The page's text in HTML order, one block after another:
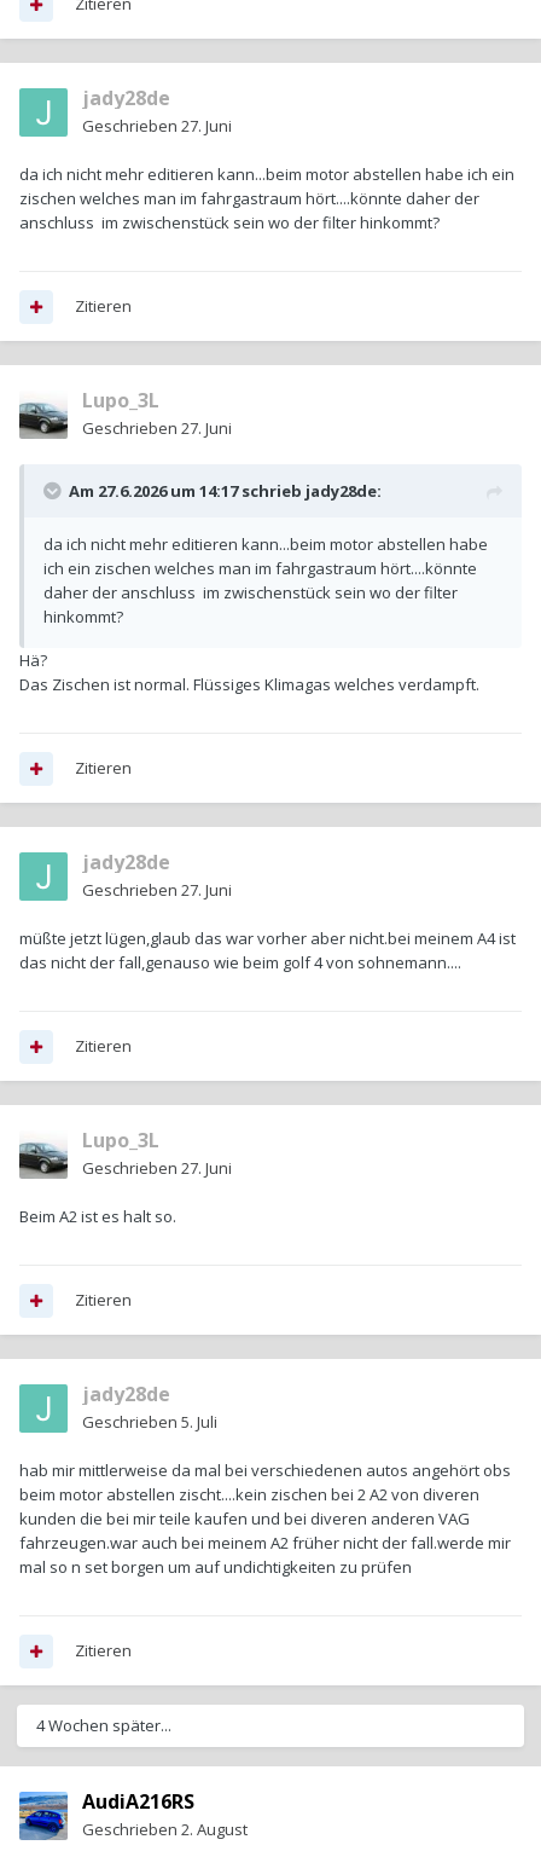
jady28de
Geschrieben 27. Juni
da ich nicht mehr editieren kann...beim motor abstellen habe ich ein
zischen welches man im fahrgastraum hört....könnte daher der
anschluss im zwischenstück sein wo der filter hinkommt?
Zitieren
Lupo_3L
Geschrieben 27. Juni
Am 27.6.2026 um 14:17 schrieb jady28de:
da ich nicht mehr editieren kann...beim motor abstellen habe
ich ein zischen welches man im fahrgastraum hört....könnte
daher der anschluss im zwischenstück sein wo der filter
hinkommt?
Hä?
Das Zischen ist normal. Flüssiges Klimagas welches verdampft.
Zitieren
jady28de
Geschrieben 27. Juni
müßte jetzt lügen,glaub das war vorher aber nicht.bei meinem A4 ist
das nicht der fall,genauso wie beim golf 4 von sohnemann....
Zitieren
Lupo_3L
Geschrieben 27. Juni
Beim A2 ist es halt so.
Zitieren
jady28de
Geschrieben 5. Juli
hab mir mittlerweise da mal bei verschiedenen autos angehört obs
beim motor abstellen zischt....kein zischen bei 2 A2 von diveren
kunden die bei mir teile kaufen und bei diveren anderen VAG
fahrzeugen.war auch bei meinem A2 früher nicht der fall.werde mir
mal so n set borgen um auf undichtigkeiten zu prüfen
Zitieren
4 Wochen später...
AudiA216RS
Geschrieben 2. August